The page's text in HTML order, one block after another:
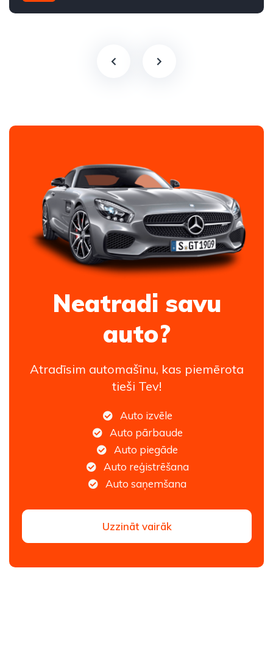
Neatradi savu
auto?
Atradīsim automašīnu, kas piemērota
tieši Tev!
Auto izvēle
Auto pārbaude
Auto piegāde
Auto reģistrēšana
Auto saņemšana
Uzzināt vairāk